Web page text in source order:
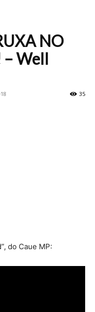
NO
– Well
35
do Caue MP: